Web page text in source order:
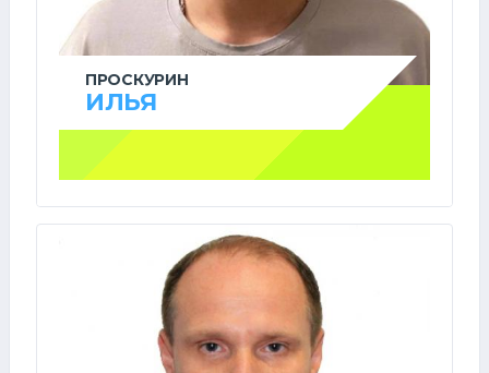
ПРОСКУРИН
ИЛЬЯ